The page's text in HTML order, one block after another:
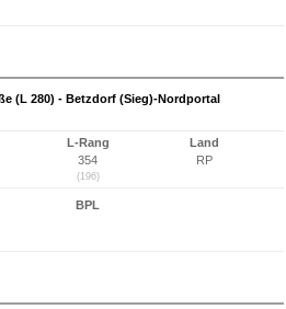
(L 280) - Betzdorf (Sieg)-Nordportal
L-Rang
354
(196)
Land
RP
BPL